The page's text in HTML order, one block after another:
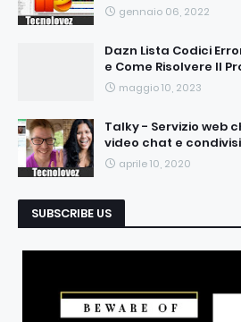
gennaio 06, 2022
Dazn Lista Codici
e Come Risolvere Il
maggio 10, 2023
Talky - Servizio web
video chat e
aprile 10, 2020
SUBSCRIBE US